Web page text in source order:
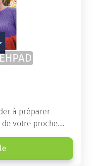
à préparer
votre proche.
des différents types
conseils pratiques
et à leur faciliter